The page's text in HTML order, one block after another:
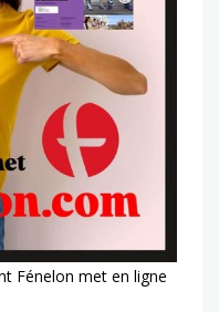
Fénelon met en ligne